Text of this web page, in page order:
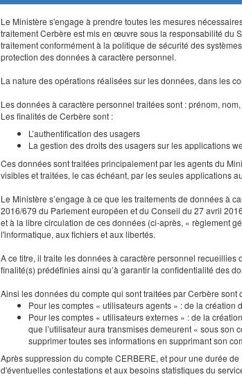
Le Ministère s'engage à prendre toutes les mesures
traitement Cerbère est mis en œuvre sous la responsabilité du
traitement conformément à la politique de sécurité des
protection des données à caractère personnel.
La nature des opérations réalisées sur les données, dans les
Les données à caractère personnel traitées sont : prénom,
Les finalités de Cerbère sont :
L’authentification des usagers
La gestion des droits des usagers sur les applications
Ces données sont traitées principalement par les agents du
visibles et traitées, le cas échéant, par les seules applications
Le Ministère s’engage à ce que les traitements de données à
2016/679 du Parlement européen et du Conseil du 27 avril
et à la libre circulation de ces données (ci-après, « règlement
l'informatique, aux fichiers et aux libertés.
A ce titre, il traite les données à caractère personnel
finalité(s) prédéfinies ainsi qu’à garantir la confidentialité des
Ainsi les données du compte qui sont traitées par Cerbère sont
Pour les comptes « utilisateurs agents » : de la création
Pour les comptes « utilisateurs externes » : de la
que l’utilisateur aura transmises demeurent « sous son
supprimer toutes ses informations en supprimant son
Après suppression du compte CERBERE, et pour une durée
d'éventuelles contestations et aux besoins statistiques du